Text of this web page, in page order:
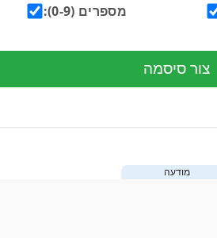
מספרים (0-9):
צור סיסמה
מודעה